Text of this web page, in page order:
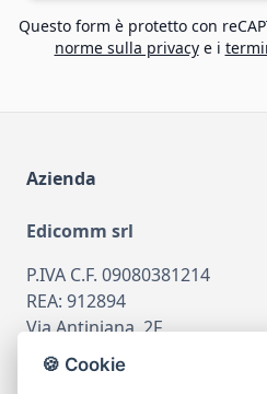
Questo form è protetto con
norme sulla privacye i
Azienda
Edicomm srl
P.IVA C.F. 09080381214
REA: 912894
Via Antiniana, 2F
80078 Pozzuoli
🍪 Cookie